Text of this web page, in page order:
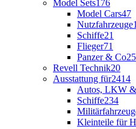
Model Sets176
Model Cars47
Nutzfahrzeuge
Schiffe21
Flieger71
Panzer & Co25
Revell Technik20
Ausstattung für2414
Autos, LKW
Schiffe234
Kleinteile für